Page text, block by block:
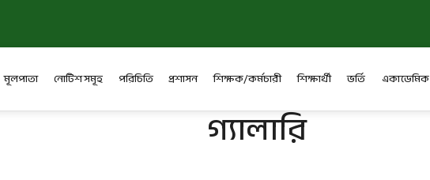
মূলপাতা নোটিশ সমূহ পরিচিতি প্রশাসন শিক্ষক/কর্মচারী শিক্ষার্থী ভর্তি একাডেমিক
গ্যালারি